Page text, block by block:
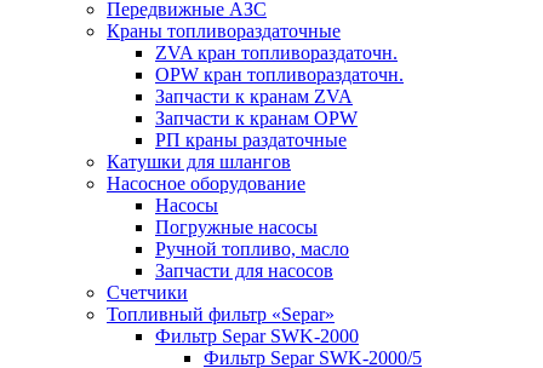
Передвижные АЗС
Краны топливораздаточные
ZVA кран топливораздаточн.
OPW кран топливораздаточн.
Запчасти к кранам ZVA
Запчасти к кранам OPW
РП краны раздаточные
Катушки для шлангов
Насосное оборудование
Насосы
Погружные насосы
Ручной топливо, масло
Запчасти для насосов
Счетчики
Топливный фильтр «Separ»
Фильтр Separ SWK-2000
Фильтр Separ SWK-2000/5